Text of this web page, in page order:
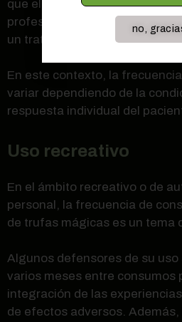
que el consumo debe estar
profesional de la salud mental
un tratamiento integral.
En este contexto, la
variar dependiendo de la
respuesta individual del
Uso recreativo
En el ámbito recreativo o de
personal, la frecuencia de
de trufas mágicas es un tema
Algunos defensores de su
varios meses entre consumos
integración de las
de efectos adversos.
no,